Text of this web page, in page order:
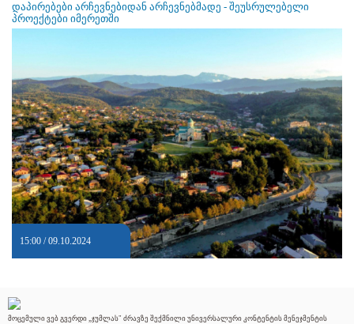
დაპირებები არჩევნებიდან არჩევნებმადე - შეუსრულებელი
პროექტები იმერეთში
15:00 / 09.10.2024
მოცემული ვებ გვერდი „ჯუმლას" ძრავზე შექმნილი უნივერსალური კონტენტის მენეჯმენტის